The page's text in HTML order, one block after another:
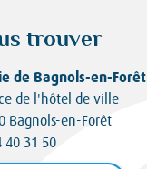
trouver
de Bagnols-en-Forêt
de l'hôtel de ville
Bagnols-en-Forêt
40 31 50